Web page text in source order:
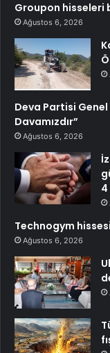
Groupon hisseleri
Ağustos 6, 2026
Deva Partisi Genel
Davamızdır”
Ağustos 6, 2026
4
Technogym
Ağustos 6, 2026